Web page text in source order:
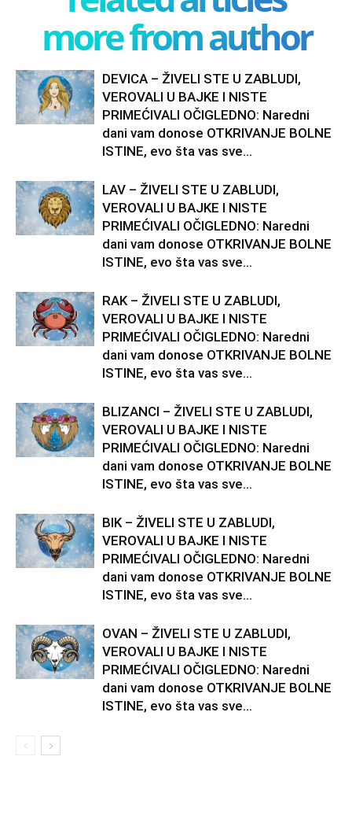
more from author
DEVICA – ŽIVELI STE U ZABLUDI,
VEROVALI U BAJKE I NISTE
PRIMEĆIVALI OČIGLEDNO: Naredni
dani vam donose OTKRIVANJE BOLNE
ISTINE, evo šta vas sve...
LAV – ŽIVELI STE U ZABLUDI,
VEROVALI U BAJKE I NISTE
PRIMEĆIVALI OČIGLEDNO: Naredni
dani vam donose OTKRIVANJE BOLNE
ISTINE, evo šta vas sve...
RAK – ŽIVELI STE U ZABLUDI,
VEROVALI U BAJKE I NISTE
PRIMEĆIVALI OČIGLEDNO: Naredni
dani vam donose OTKRIVANJE BOLNE
ISTINE, evo šta vas sve...
BLIZANCI – ŽIVELI STE U ZABLUDI,
VEROVALI U BAJKE I NISTE
PRIMEĆIVALI OČIGLEDNO: Naredni
dani vam donose OTKRIVANJE BOLNE
ISTINE, evo šta vas sve...
BIK – ŽIVELI STE U ZABLUDI,
VEROVALI U BAJKE I NISTE
PRIMEĆIVALI OČIGLEDNO: Naredni
dani vam donose OTKRIVANJE BOLNE
ISTINE, evo šta vas sve...
OVAN – ŽIVELI STE U ZABLUDI,
VEROVALI U BAJKE I NISTE
PRIMEĆIVALI OČIGLEDNO: Naredni
dani vam donose OTKRIVANJE BOLNE
ISTINE, evo šta vas sve...